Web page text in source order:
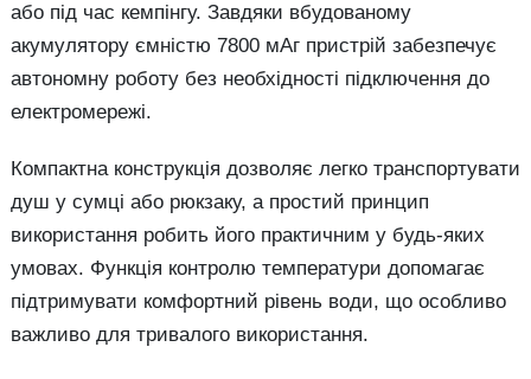
або під час кемпінгу. Завдяки вбудованому
акумулятору ємністю 7800 мАг пристрій забезпечує
автономну роботу без необхідності підключення до
електромережі.
Компактна конструкція дозволяє легко транспортувати
душ у сумці або рюкзаку, а простий принцип
використання робить його практичним у будь-яких
умовах. Функція контролю температури допомагає
підтримувати комфортний рівень води, що особливо
важливо для тривалого використання.